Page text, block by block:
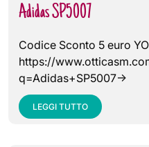
Adidas SP5007
Codice Sconto 5 euro
https://
q=Adidas+SP5007->
LEGGI TUTTO